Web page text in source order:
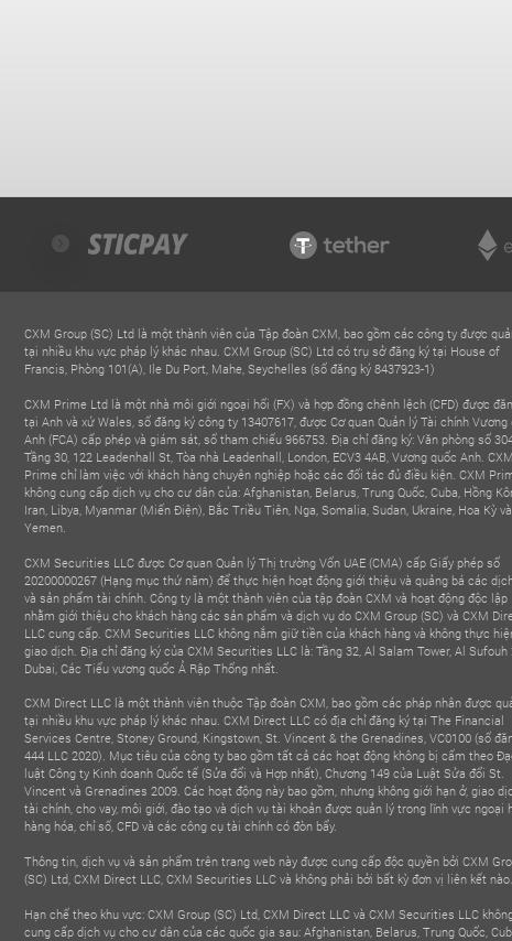
CXM Group (SC) Ltd là một thành viên của Tập đoàn CXM, bao gồm các công ty được
tại nhiều khu vực pháp lý khác nhau. CXM Group (SC) Ltd có trụ sở đăng ký tại House of
Francis, Phòng 101(A), Ile Du Port, Mahe, Seychelles (số đăng ký 8437923-1)
CXM Prime Ltd là một nhà môi giới ngoại hối (FX) và hợp đồng chênh lệch (CFD) được
tại Anh và xứ Wales, số đăng ký công ty 13407617, được Cơ quan Quản lý Tài chính Vương
Anh (FCA) cấp phép và giám sát, số tham chiếu 966753. Địa chỉ đăng ký: Văn phòng số
Tầng 30, 122 Leadenhall St, Tòa nhà Leadenhall, London, ECV3 4AB, Vương quốc Anh. CXM
Prime chỉ làm việc với khách hàng chuyên nghiệp hoặc các đối tác đủ điều kiện. CXM
không cung cấp dịch vụ cho cư dân của: Afghanistan, Belarus, Trung Quốc, Cuba, Hồng
Iran, Libya, Myanmar (Miến Điện), Bắc Triều Tiên, Nga, Somalia, Sudan, Ukraine, Hoa Kỳ và
Yemen.
CXM Securities LLC được Cơ quan Quản lý Thị trường Vốn UAE (CMA) cấp Giấy phép số
20200000267 (Hạng mục thứ năm) để thực hiện hoạt động giới thiệu và quảng bá các
và sản phẩm tài chính. Công ty là một thành viên của tập đoàn CXM và hoạt động độc lập
nhằm giới thiệu cho khách hàng các sản phẩm và dịch vụ do CXM Group (SC) và CXM
LLC cung cấp. CXM Securities LLC không nắm giữ tiền của khách hàng và không thực
giao dịch. Địa chỉ đăng ký của CXM Securities LLC là: Tầng 32, Al Salam Tower, Al Sufouh
Dubai, Các Tiểu vương quốc Ả Rập Thống nhất.
CXM Direct LLC là một thành viên thuộc Tập đoàn CXM, bao gồm các pháp nhân được
tại nhiều khu vực pháp lý khác nhau. CXM Direct LLC có địa chỉ đăng ký tại The Financial
Services Centre, Stoney Ground, Kingstown, St. Vincent & the Grenadines, VC0100 (số
444 LLC 2020). Mục tiêu của công ty bao gồm tất cả các hoạt động không bị cấm theo
luật Công ty Kinh doanh Quốc tế (Sửa đổi và Hợp nhất), Chương 149 của Luật Sửa đổi St.
Vincent và Grenadines 2009. Các hoạt động này bao gồm, nhưng không giới hạn ở, giao
tài chính, cho vay, môi giới, đào tạo và dịch vụ tài khoản được quản lý trong lĩnh vực ngoại
hàng hóa, chỉ số, CFD và các công cụ tài chính có đòn bẩy.
Thông tin, dịch vụ và sản phẩm trên trang web này được cung cấp độc quyền bởi CXM
(SC) Ltd, CXM Direct LLC, CXM Securities LLC và không phải bởi bất kỳ đơn vị liên kết nào.
Hạn chế theo khu vực: CXM Group (SC) Ltd, CXM Direct LLC và CXM Securities LLC
cung cấp dịch vụ cho cư dân của các quốc gia sau: Afghanistan, Belarus, Trung Quốc,
GIỚI CÓ ẢNH
NHẤT
NHÀ MÔI GIỚI PHÁT TRIỂN
NHANH NHẤT
NHÀ MÔI GIỚI
KIM LOẠI HÀNG